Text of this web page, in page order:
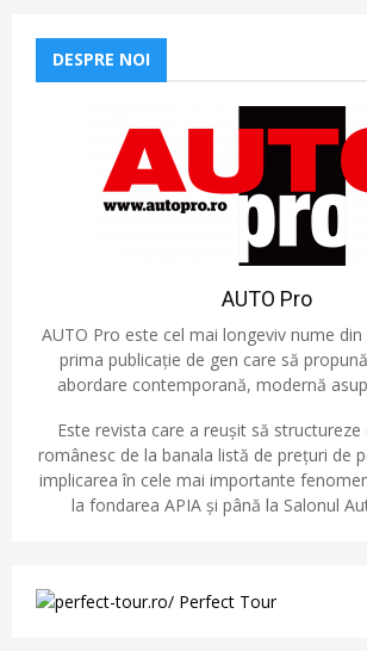
DESPRE NOI
AUTO Pro
AUTO Pro este cel mai longeviv nume
prima publicație de gen care să
abordare contemporană, modernă
Este revista care a reușit să
românesc de la banala listă de prețuri de
implicarea în cele mai importante
la fondarea APIA și până la Salonul